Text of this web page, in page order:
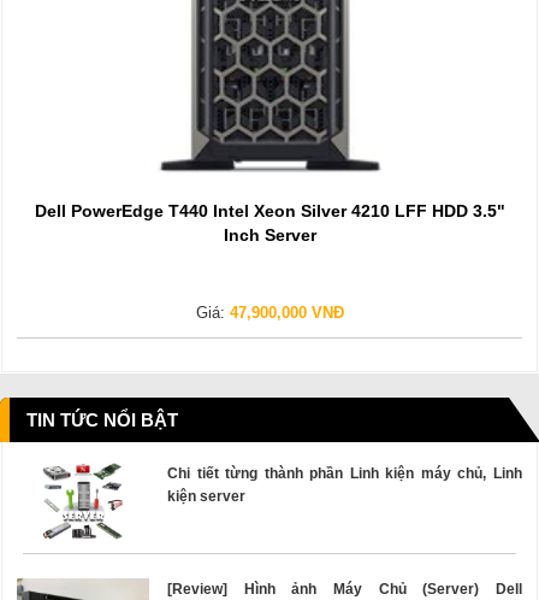
Dell PowerEdge T440 Intel Xeon Silver 4210 LFF HDD 3.5"
Inch Server
Giá: 47,900,000 VNĐ
TIN TỨC NỔI BẬT
Chi tiết từng thành phần Linh kiện máy chủ, Linh
kiện server
[Review] Hình ảnh Máy Chủ (Server) Dell